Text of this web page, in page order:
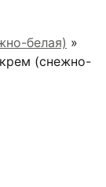
белая) »
(снежно-